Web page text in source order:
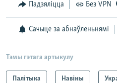
Падзяліцца Без VPN
Сачыце за абнаўленьнямі
Тэмы гэтага артыкулу
Палітыка Навіны